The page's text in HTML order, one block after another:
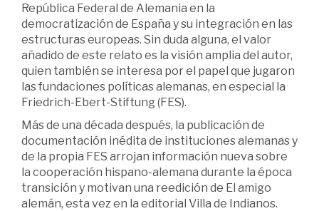
República Federal de Alemania en la
democratización de España y su integración en las
estructuras europeas. Sin duda alguna, el valor
añadido de este relato es la visión amplia del autor,
quien también se interesa por el papel que jugaron
las fundaciones políticas alemanas, en especial la
Friedrich-Ebert-Stiftung (FES).
Más de una década después, la publicación de
documentación inédita de instituciones alemanas y
de la propia FES arrojan información nueva sobre
la cooperación hispano-alemana durante la época
transición y motivan una reedición de El amigo
alemán, esta vez en la editorial Villa de Indianos.